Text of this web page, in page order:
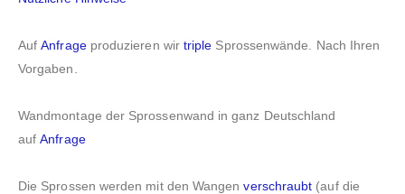
AufAnfrageproduzieren wir triple Sprossenwände. Nach Ihren
Vorgaben.
Wandmontage der Sprossenwand in ganz Deutschland
aufAnfrage
Die Sprossen werden mit den Wangenverschraubt (auf die